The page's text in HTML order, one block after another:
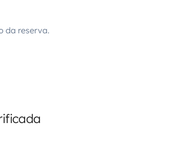
da reserva.